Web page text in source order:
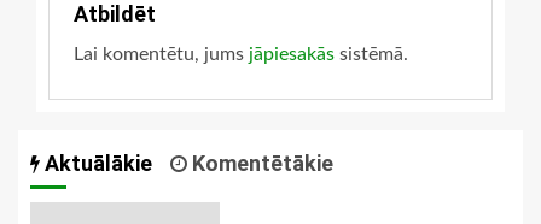
Atbildēt
Lai komentētu, jums jāpiesakās sistēmā.
Aktuālākie Komentētākie